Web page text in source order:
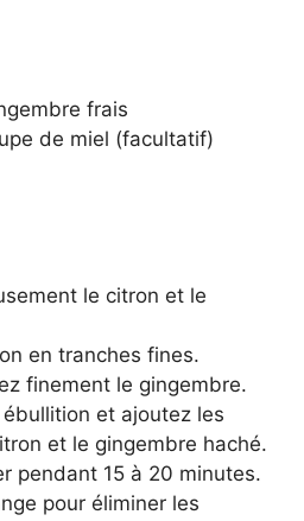
frais
de miel (facultatif)
le citron et le
en tranches fines.
finement le gingembre.
ébullition et ajoutez les
et le gingembre haché.
pendant 15 à 20 minutes.
pour éliminer les